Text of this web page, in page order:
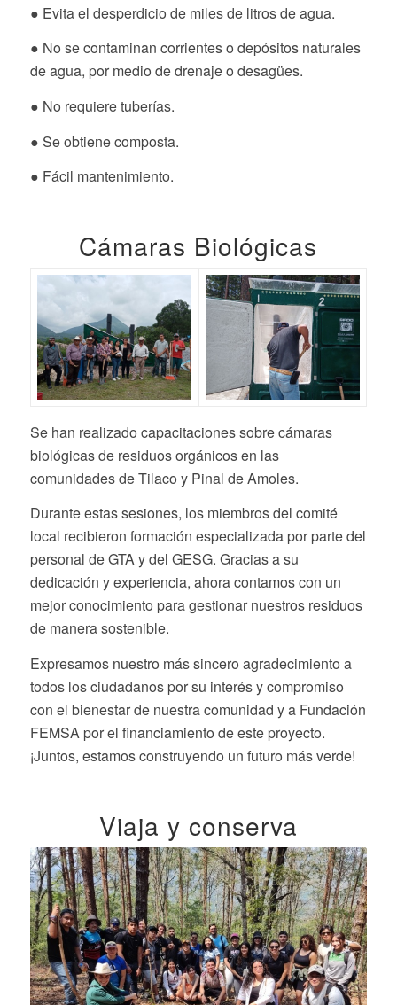
● Evita el desperdicio de miles de litros de agua.
● No se contaminan corrientes o depósitos naturales
de agua, por medio de drenaje o desagües.
● No requiere tuberías.
● Se obtiene composta.
● Fácil mantenimiento.
Cámaras Biológicas
Se han realizado capacitaciones sobre cámaras
biológicas de residuos orgánicos en las
comunidades de Tilaco y Pinal de Amoles.
Durante estas sesiones, los miembros del comité
local recibieron formación especializada por parte del
personal de GTA y del GESG. Gracias a su
dedicación y experiencia, ahora contamos con un
mejor conocimiento para gestionar nuestros residuos
de manera sostenible.
Expresamos nuestro más sincero agradecimiento a
todos los ciudadanos por su interés y compromiso
con el bienestar de nuestra comunidad y a Fundación
FEMSA por el financiamiento de este proyecto.
¡Juntos, estamos construyendo un futuro más verde!
Viaja y conserva